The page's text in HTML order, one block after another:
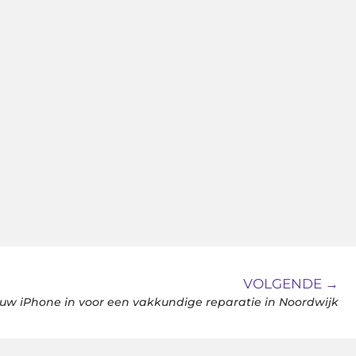
VOLGENDE →
iPhone in voor een vakkundige reparatie in Noordwijk